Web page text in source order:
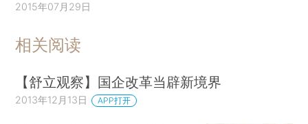
2015年07月29日
相关阅读
【舒立观察】国企改革当辟新境界
2013年12月13日 APP打开